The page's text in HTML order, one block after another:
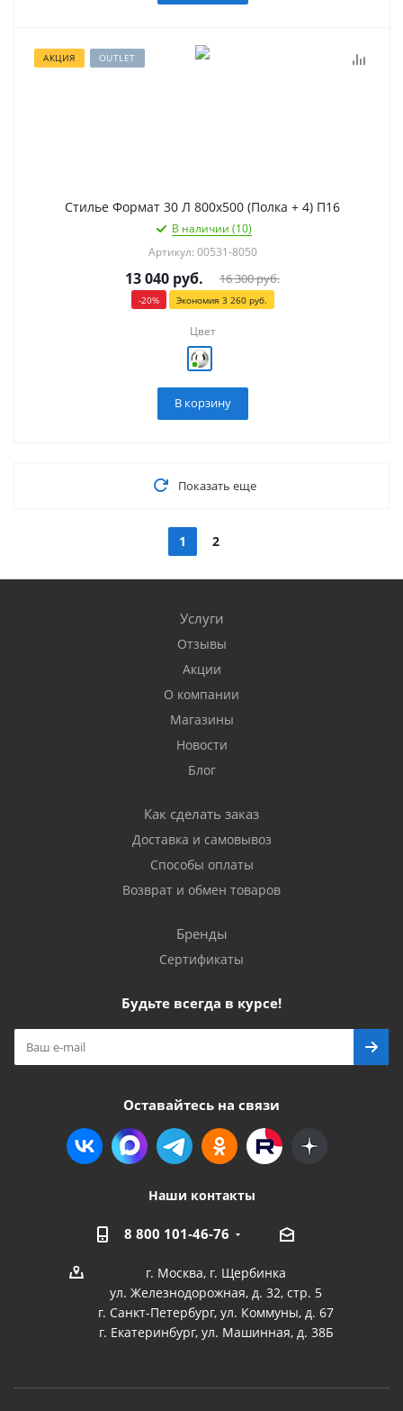
АКЦИЯ OUTLET
Стилье Формат 30 Л 800х500 (Полка + 4) П16
В наличии (10)
Артикул: 00531-8050
13 040 руб. 16 300руб.
-20% Экономия 3 260руб.
Цвет
В корзину
Показать еще
1 2
Услуги
Отзывы
Акции
О компании
Магазины
Новости
Блог
Как сделать заказ
Доставка и самовывоз
Способы оплаты
Возврат и обмен товаров
Бренды
Сертификаты
Будьте всегда в курсе!
Оставайтесь на связи
Наши контакты
8 800 101-46-76
г. Москва, г. Щербинка
ул. Железнодорожная, д. 32, стр. 5
г. Санкт-Петербург, ул. Коммуны, д. 67
г. Екатеринбург, ул. Машинная, д. 38Б